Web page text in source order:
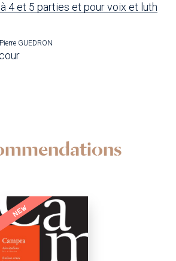
4 et 5 parties et pour voix et luth
GUEDRON
NEW